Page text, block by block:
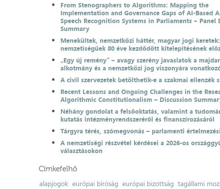
From Stenographers to Algorithms: Mapping the
Implementation and Governance Gaps of AI-Based
Speech Recognition Systems in Parliaments – Panel
Summary
Menekültek, nemzetközi háttér, magyar jogi
nemzetiségűek 80 éve kezdődött kitelepítésének
„Egy új remény” – avagy szerény javaslatok a
alkotmány és a nemzetközi jog viszonyára
A civil szervezetek betölthetik-e a szakmai ellenzék
Recent Lessons and Ongoing Challenges in the
Algorithmic Constitutionalism – Discussion
Néhány gondolat a felsőoktatás, valamint a
kutatás intézményrendszeréről és finanszírozásáról
Tárgyra térés, szómegvonás – parlamenti
A nemzetiségi részvétel kérdései a 2026-os
választásokon
Címkefelhő
alapjogok európai bíróság európai bizottság tagállami